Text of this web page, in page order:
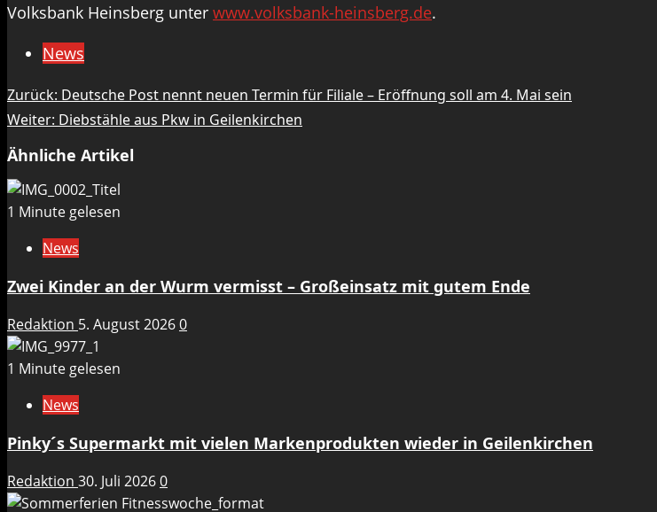
Volksbank Heinsberg unter www.volksbank-heinsberg.de.
News
Beitragsnavigation
Zurück: Deutsche Post nennt neuen Termin für Filiale – Eröffnung soll am 4. Mai sein
Weiter: Diebstähle aus Pkw in Geilenkirchen
Ähnliche Artikel
1 Minute gelesen
News
Zwei Kinder an der Wurm vermisst – Großeinsatz mit gutem Ende
Redaktion 5. August 20260
1 Minute gelesen
News
Pinky´s Supermarkt mit vielen Markenprodukten wieder in Geilenkirchen
Redaktion 30. Juli 20260